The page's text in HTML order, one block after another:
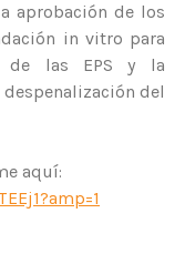
aprobación de los
in vitro para
de las EPS y la
del
aquí: